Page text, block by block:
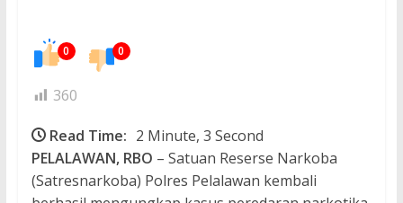
0 0
360
Read Time: 2 Minute, 3 Second
PELALAWAN, RBO – Satuan Reserse Narkoba
(Satresnarkoba) Polres Pelalawan kembali